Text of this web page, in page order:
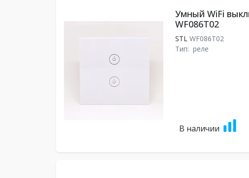
Умный WiFi
WF086T02
STLWF086T02
Тип: реле
В наличии